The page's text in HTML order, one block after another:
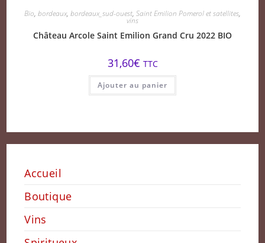
Bio, bordeaux, bordeaux_sud-ouest, Saint Emilion Pomerol et satellites,
vins
Château Arcole Saint Emilion Grand Cru 2022 BIO
31,60€ TTC
Ajouter au panier
Accueil
Boutique
Vins